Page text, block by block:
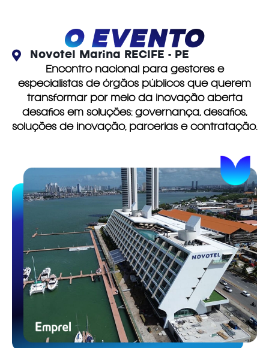
Novotel Marina RECIFE - PE
Encontro nacional para gestores e
especialistas de órgãos públicos que querem
transformar por meio da inovação aberta
desafios em soluções: governança, desafios,
soluções de inovação, parcerias e contratação.